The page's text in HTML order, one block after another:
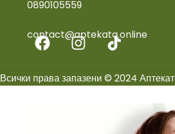
0890105559
contact@aptekata.online
Всички права запазени © 2024